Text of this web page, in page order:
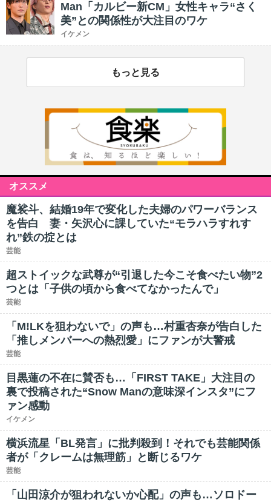
Man「カルビー新CM」女性キャラ“さく
美”との関係性が大注目のワケ
イケメン
もっと見る
オススメ
魔裟斗、結婚19年で変化した夫婦のパワーバランス
を告白 妻・矢沢心に課していた“モラハラすれす
れ”鉄の掟とは
芸能
超ストイックな武尊が“引退した今こそ食べたい物”2
つとは「子供の頃から食べてなかったんで」
芸能
「M!LKを狙わないで」の声も…村重杏奈が告白した
「推しメンバーへの熱烈愛」にファンが大警戒
芸能
目黒蓮の不在に賛否も…「FIRST TAKE」大注目の
裏で投稿された“Snow Manの意味深インスタ”にフ
ァン感動
イケメン
横浜流星「BL発言」に批判殺到！それでも芸能関係
者が「クレームは無理筋」と断じるワケ
芸能
「山田涼介が狙われないか心配」の声も…ソロドー